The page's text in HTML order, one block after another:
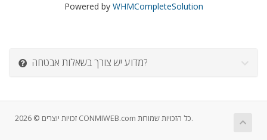
Powered by WHMCompleteSolution
מדוע יש צורך בשאלות אבטחה?
זכויות יוצרים © 2026 CONMIWEB.com כל הזכויות שמורות.